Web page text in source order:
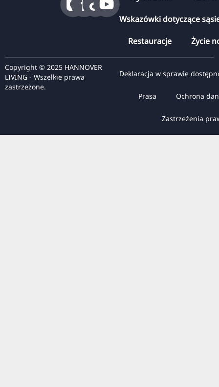
Wskazówki dotyczące
Restauracje Życie
Copyright © 2025 HANNOVER
LIVING - Wszelkie prawa
zastrzeżone.
Deklaracja w sprawie
Prasa Ochrona
Zastrzeżenia